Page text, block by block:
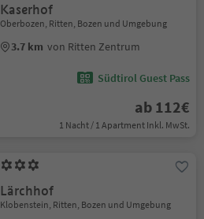
Kaserhof
Oberbozen, Ritten, Bozen und Umgebung
3.7 km von Ritten Zentrum
Südtirol Guest Pass
ab 112€
1 Nacht / 1 Apartment Inkl. MwSt.
Lärchhof
Klobenstein, Ritten, Bozen und Umgebung